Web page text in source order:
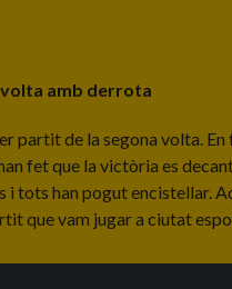
volta amb derrota
partit de la segona volta.
fet que la victòria es
tots han pogut encistellar.
que vam jugar a ciutat